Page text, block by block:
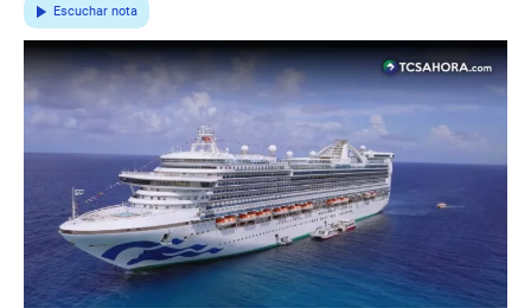
Escuchar nota